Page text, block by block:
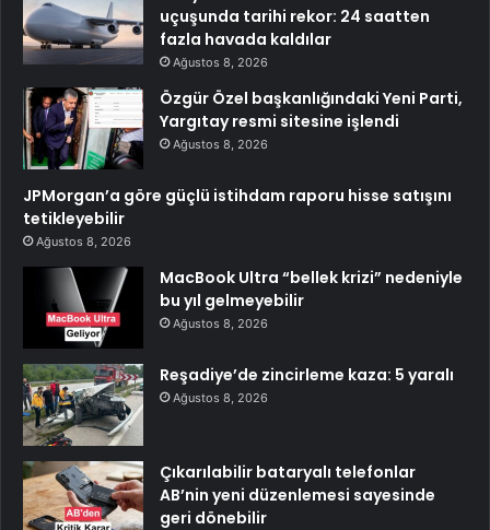
uçuşunda tarihi rekor: 24 saatten
fazla havada kaldılar
Ağustos 8, 2026
Özgür Özel başkanlığındaki Yeni Parti,
Yargıtay resmi sitesine işlendi
Ağustos 8, 2026
JPMorgan’a göre güçlü istihdam raporu hisse satışını
tetikleyebilir
Ağustos 8, 2026
MacBook Ultra “bellek krizi” nedeniyle
bu yıl gelmeyebilir
Ağustos 8, 2026
Reşadiye’de zincirleme kaza: 5 yaralı
Ağustos 8, 2026
Çıkarılabilir bataryalı telefonlar
AB’nin yeni düzenlemesi sayesinde
geri dönebilir